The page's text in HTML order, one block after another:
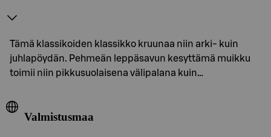
Tämä klassikoiden klassikko kruunaa niin arki- kuin
juhlapöydän. Pehmeän leppäsavun kesyttämä muikku
toimii niin pikkusuolaisena välipalana kuin…
Valmistusmaa